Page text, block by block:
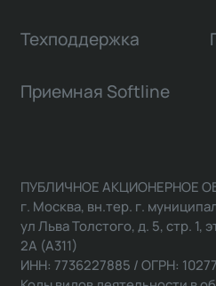
Техподдержка
Приемная Softline
ПУБЛИЧНОЕ АКЦИОНЕРНОЕ
г. Москва, вн.тер. г.
ул Льва Толстого, д. 5, стр.
2А (А311)
ИНН: 7736227885 / ОГРН: